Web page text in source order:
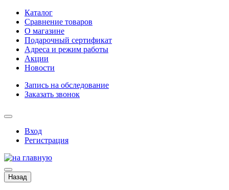
Каталог
Сравнение товаров
О магазине
Подарочный сертификат
Адреса и режим работы
Акции
Новости
Запись на обследование
Заказать звонок
Вход
Регистрация
Назад